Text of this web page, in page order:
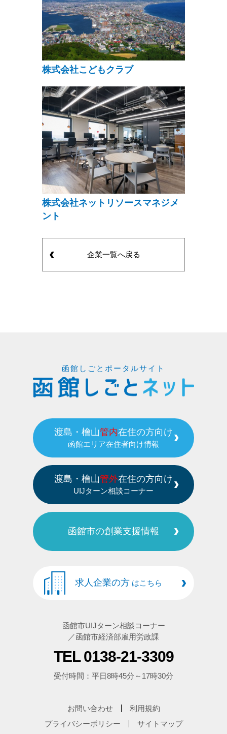
株式会社こどもクラブ
株式会社ネットリソースマネジメ
ント
企業一覧へ戻る
函館しごとポータルサイト
渡島・檜山管内在住の方向け
函館エリア在住者向け情報
渡島・檜山管外在住の方向け
UIJターン相談コーナー
函館市の創業支援情報
求人企業の方 はこちら
函館市UIJターン相談コーナー
／函館市経済部雇用労政課
TEL 0138-21-3309
受付時間：平日8時45分～17時30分
お問い合わせ
利用規約
プライバシーポリシー
サイトマップ